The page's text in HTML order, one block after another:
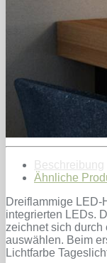
Beschreibung
Ähnliche
Dreiflammige LED-
integrierten LEDs.
zeichnet sich
auswählen. Beim
Lichtfarbe